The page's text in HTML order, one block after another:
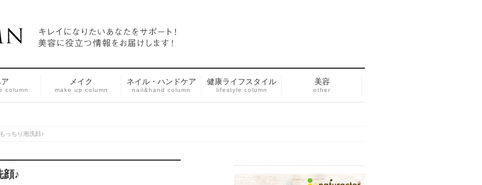
column
メイク
make up column
ネイル・ハンドケア
nail&hand column
健康ライフスタイル
lifestyle column
美容
other
っちり泡洗顔♪
顔♪